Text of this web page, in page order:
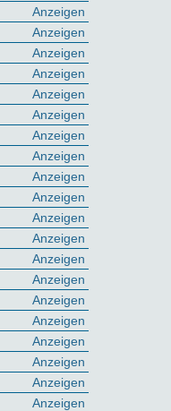
Anzeigen
Anzeigen
Anzeigen
Anzeigen
Anzeigen
Anzeigen
Anzeigen
Anzeigen
Anzeigen
Anzeigen
Anzeigen
Anzeigen
Anzeigen
Anzeigen
Anzeigen
Anzeigen
Anzeigen
Anzeigen
Anzeigen
Anzeigen